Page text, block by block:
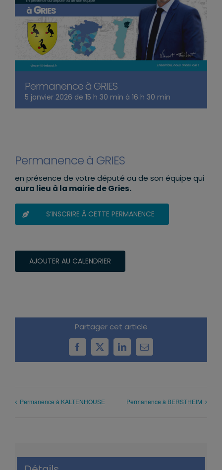
Permanence à GRIES
5 janvier 2026 de 15 h 30 min à 16 h 30 min
Permanence à GRIES
en présence de votre député ou de son équipe qui
aura lieu à la mairie de Gries.
S’INSCRIRE À CETTE PERMANENCE
AJOUTER AU CALENDRIER
Partager cet article
Facebook
X LinkedInEmail
Permanence à KALTENHOUSE Permanence à BERSTHEIM